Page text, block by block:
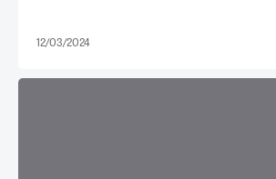
12/03/2024